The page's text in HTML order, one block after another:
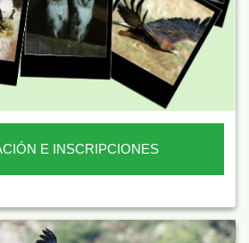
E INSCRIPCIONES